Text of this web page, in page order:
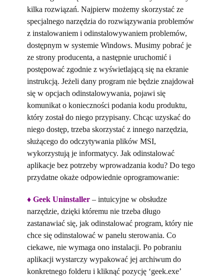
kilka rozwiązań. Najpierw możemy skorzystać ze
specjalnego narzędzia do rozwiązywania problemów
z instalowaniem i odinstalowywaniem problemów,
dostępnym w systemie Windows. Musimy pobrać je
ze strony producenta, a następnie uruchomić i
postępować zgodnie z wyświetlającą się na ekranie
instrukcją. Jeżeli dany program nie będzie znajdował
się w opcjach odinstalowywania, pojawi się
komunikat o konieczności podania kodu produktu,
który został do niego przypisany. Chcąc uzyskać do
niego dostęp, trzeba skorzystać z innego narzędzia,
służącego do odczytywania plików MSI,
wykorzystują je informatycy. Jak odinstalować
aplikacje bez potrzeby wprowadzania kodu? Do tego
przydatne okaże odpowiednie oprogramowanie:
♦ Geek Uninstaller– intuicyjne w obsłudze
narzędzie, dzięki któremu nie trzeba długo
zastanawiać się, jak odinstalować program, który nie
chce się odinstalować w panelu sterowania. Co
ciekawe, nie wymaga ono instalacji. Po pobraniu
aplikacji wystarczy wypakować jej archiwum do
konkretnego folderu i kliknąć pozycję ‘geek.exe’